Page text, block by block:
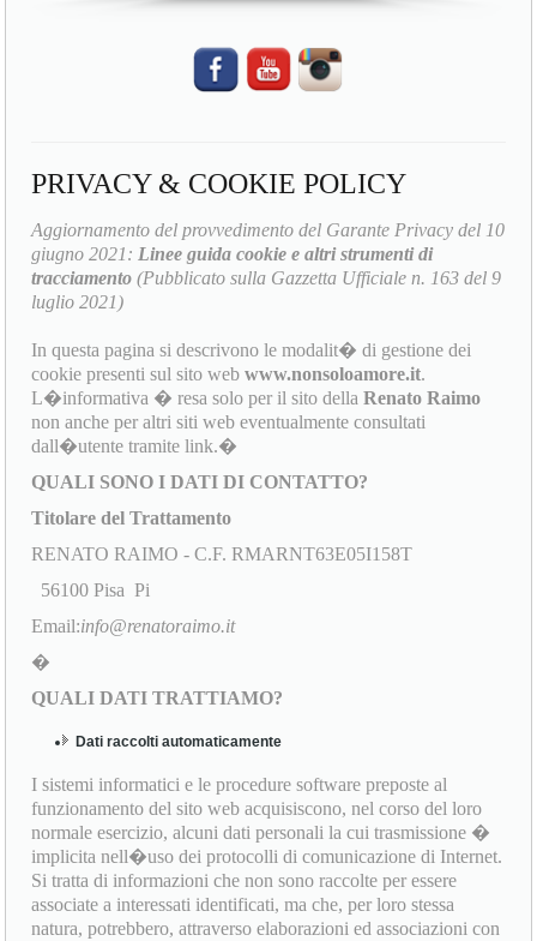
PRIVACY & COOKIE POLICY
Aggiornamento del provvedimento del Garante Privacy del 10
giugno 2021: Linee guida cookie e altri strumenti di
tracciamento (Pubblicato sulla Gazzetta Ufficiale n. 163 del 9
luglio 2021)
In questa pagina si descrivono le modalit� di gestione dei
cookie presenti sul sito webwww.nonsoloamore.it.
L�informativa � resa solo per il sito dellaRenato Raimo
non anche per altri siti web eventualmente consultati
dall�utente tramite link.�
QUALI SONO I DATI DI CONTATTO?
Titolare del Trattamento
RENATO RAIMO - C.F. RMARNT63E05I158T
56100 Pisa Pi
Email:info@renatoraimo.it
�
QUALI DATI TRATTIAMO?
Dati raccolti automaticamente
I sistemi informatici e le procedure software preposte al
funzionamento del sito web acquisiscono, nel corso del loro
normale esercizio, alcuni dati personali la cui trasmissione �
implicita nell�uso dei protocolli di comunicazione di Internet.
Si tratta di informazioni che non sono raccolte per essere
associate a interessati identificati, ma che, per loro stessa
natura, potrebbero, attraverso elaborazioni ed associazioni con